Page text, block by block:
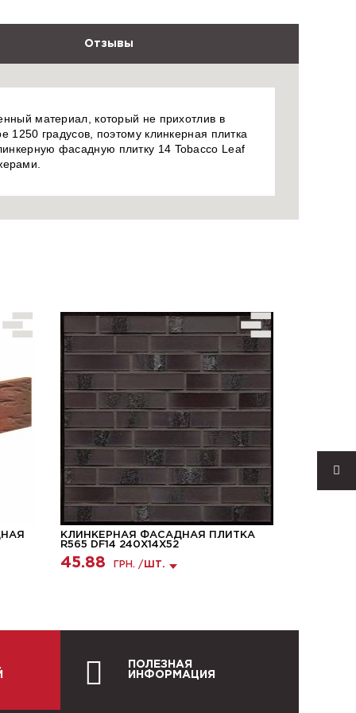
Отзывы
материал, который не прихотлив в
1250 градусов, поэтому клинкерная плитка
фасадную плитку 14 Tobacco Leaf
КЛИНКЕРНАЯ ФАСАДНАЯ ПЛИТКА
R565 DF14 240X14X52
45.88 ГРН. / ШТ.
ПОЛЕЗНАЯ
ИНФОРМАЦИЯ